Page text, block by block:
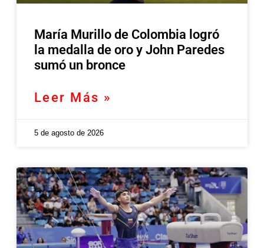
María Murillo de Colombia logró
la medalla de oro y John Paredes
sumó un bronce
Leer Más »
5 de agosto de 2026